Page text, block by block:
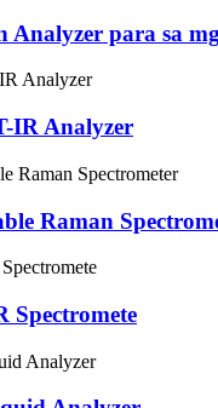
Analyzer para sa
IR Analyzer
Raman
Spectromete